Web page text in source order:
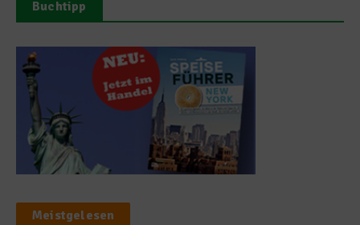
Buchtipp
Meistgelesen